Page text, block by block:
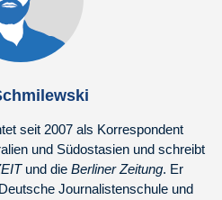
seit 2007 als Korrespondent
und Südostasien und schreibt
und die Berliner Zeitung. Er
Journalistenschule und